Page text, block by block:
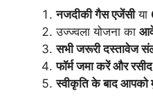
नजदीकी गैस एजेंसीया
उज्ज्वला योजना का
सभी जरूरी दस्तावेज
फॉर्म जमा करें और
स्वीकृति के बाद आपको